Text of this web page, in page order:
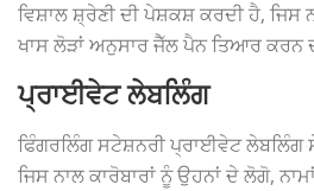
ਵਿਸ਼ਾਲ ਸ਼੍ਰੇਣੀ ਦੀ ਪੇਸ਼ਕਸ਼ ਕਰਦੀ ਹੈ, ਜਿਸ
ਖਾਸ ਲੋੜਾਂ ਅਨੁਸਾਰ ਜੈੱਲ ਪੈਨ ਤਿਆਰ ਕਰਨ
ਪ੍ਰਾਈਵੇਟ ਲੇਬਲਿੰਗ
ਫਿੰਗਰਲਿੰਗ ਸਟੇਸ਼ਨਰੀ ਪ੍ਰਾਈਵੇਟ ਲੇਬਲਿੰਗ
ਜਿਸ ਨਾਲ ਕਾਰੋਬਾਰਾਂ ਨੂੰ ਉਹਨਾਂ ਦੇ ਲੋਗੋ,